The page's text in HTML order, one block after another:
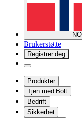
NO
Brukerstøtte
Registrer deg
Produkter
Tjen med Bolt
Bedrift
Sikkerhet